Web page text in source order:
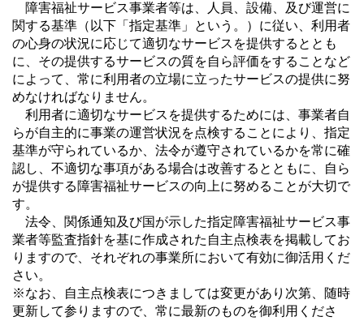
障害福祉サービス事業者等は、人員、設備、及び運営に
関する基準（以下「指定基準」という。）に従い、利用者
の心身の状況に応じて適切なサービスを提供するととも
に、その提供するサービスの質を自ら評価をすることなど
によって、常に利用者の立場に立ったサービスの提供に努
めなければなりません。
利用者に適切なサービスを提供するためには、事業者自
らが自主的に事業の運営状況を点検することにより、指定
基準が守られているか、法令が遵守されているかを常に確
認し、不適切な事項がある場合は改善するとともに、自ら
が提供する障害福祉サービスの向上に努めることが大切で
す。
法令、関係通知及び国が示した指定障害福祉サービス事
業者等監査指針を基に作成された自主点検表を掲載してお
りますので、それぞれの事業所において有効に御活用くだ
さい。
※なお、自主点検表につきましては変更があり次第、随時
更新して参りますので、常に最新のものを御利用くださ